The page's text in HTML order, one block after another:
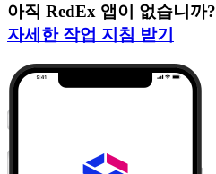
아직 RedEx 앱이 없습니까?
자세한 작업 지침 받기